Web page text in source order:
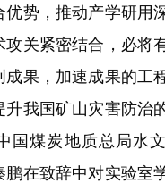
优势，推动产学研用
攻关紧密结合，必将
成果，加速成果的工
升我国矿山灾害防治
国煤炭地质总局水
鹏在致辞中对实验室